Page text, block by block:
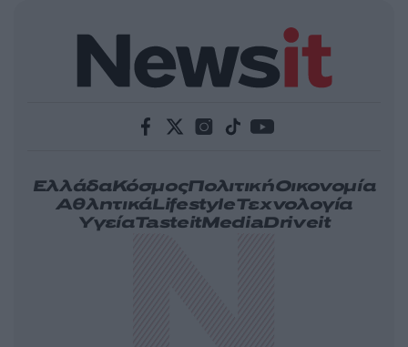
ΕλλάδαΚόσμοςΠολιτικήΟικονομία
ΑθλητικάLifestyleΤεχνολογία
ΥγείαTasteitMediaDriveit